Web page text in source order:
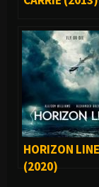
HORIZON LINE
(2020)